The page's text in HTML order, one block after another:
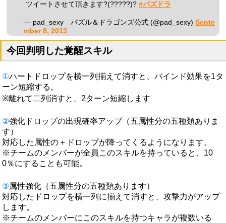
ツイートさせて頂きます?(?????)?#パズドラ
— pad_sexy パズル＆ドラゴンズ公式 (@pad_sexy)Septe
mber 8, 2013
今回判明した覚醒スキル
①ハートドロップを横一列揃えて消すと、バインド効果を1タ
ーン短縮する。
※離れて二列消すと、2ターン短縮します
②強化ドロップの出現確率アップ（五属性分の五種類ありま
す）
対応した属性の＋ドロップが降ってくるようになります。
※チームのメンバーが全員このスキルを持っていると、10
0％にすることも可能。
③属性強化（五属性分の五種類あります）
対応したドロップを横一列に揃えて消すと、攻撃力がアップ
します。
※チームのメンバーにこのスキルを持つキャラが複数いる